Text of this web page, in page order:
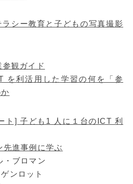
ラシー教育と子どもの写真撮影
観ガイド
利活用した学習の何を「参
ト] 子ども1 人に１台のICT 利
進事例に学ぶ
・ブロマン
ンロット